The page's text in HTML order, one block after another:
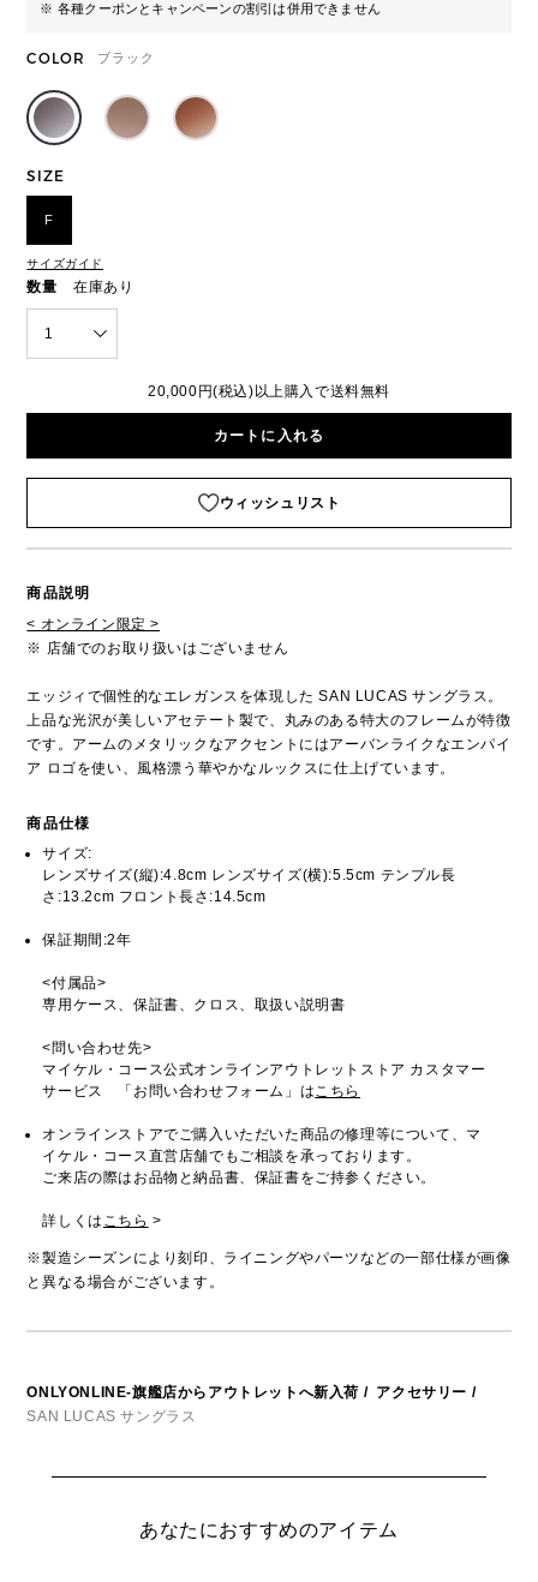
※ 各種クーポンとキャンペーンの割引は併用できません
COLOR ブラック
SIZE
F
サイズガイド
数量 在庫あり
1
20,000円(税込)以上購入で送料無料
カートに入れる
ウィッシュリスト
商品説明
< オンライン限定 >
※ 店舗でのお取り扱いはございません
エッジィで個性的なエレガンスを体現した SAN LUCAS サングラス。
上品な光沢が美しいアセテート製で、丸みのある特大のフレームが特徴
です。アームのメタリックなアクセントにはアーバンライクなエンパイ
ア ロゴを使い、風格漂う華やかなルックスに仕上げています。
商品仕様
サイズ:
レンズサイズ(縦):4.8cm レンズサイズ(横):5.5cm テンプル長
さ:13.2cm フロント長さ:14.5cm
保証期間:2年
<付属品>
専用ケース、保証書、クロス、取扱い説明書
<問い合わせ先>
マイケル・コース公式オンラインアウトレットストア カスタマー
サービス 「お問い合わせフォーム」はこちら
オンラインストアでご購入いただいた商品の修理等について、マ
イケル・コース直営店舗でもご相談を承っております。
ご来店の際はお品物と納品書、保証書をご持参ください。
詳しくは こちら >
※製造シーズンにより刻印、ライニングやパーツなどの一部仕様が画像
と異なる場合がございます。
ONLYONLINE-旗艦店からアウトレットへ新入荷 / アクセサリー /
SAN LUCAS サングラス
あなたにおすすめのアイテム